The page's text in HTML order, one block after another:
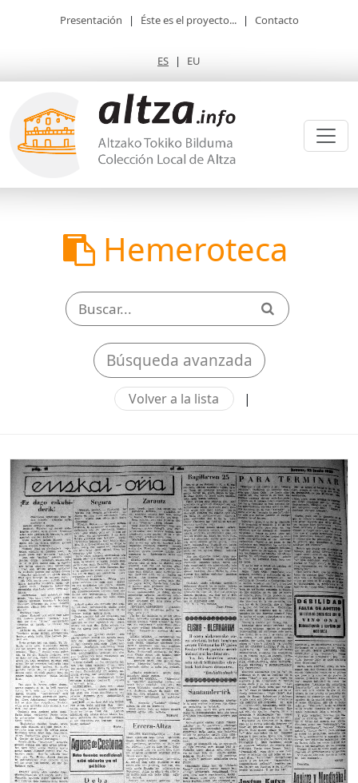
Presentación | Éste es el proyecto... | Contacto
ES | EU
Hemeroteca
Búsqueda avanzada
Volver a la lista |